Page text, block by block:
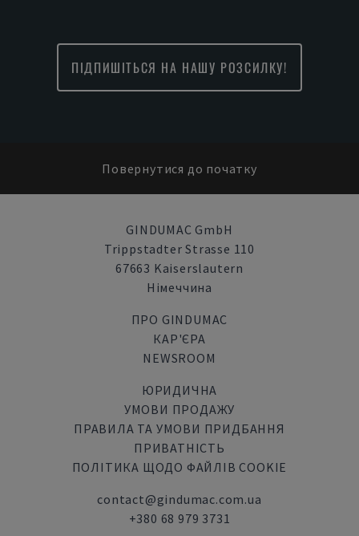
ПІДПИШІТЬСЯ НА НАШУ РОЗСИЛКУ!
Повернутися до початку
GINDUMAC GmbH
Trippstadter Strasse 110
67663 Kaiserslautern
Німеччина
ПРО GINDUMAC
КАР'ЄРА
NEWSROOM
ЮРИДИЧНА
УМОВИ ПРОДАЖУ
ПРАВИЛА ТА УМОВИ ПРИДБАННЯ
ПРИВАТНІСТЬ
ПОЛІТИКА ЩОДО ФАЙЛІВ COOKIE
contact@gindumac.com.ua
+380 68 979 3731